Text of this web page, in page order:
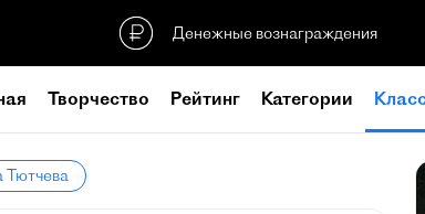
Денежные вознаграждения
Творчество Рейтинг Категории
Тютчева